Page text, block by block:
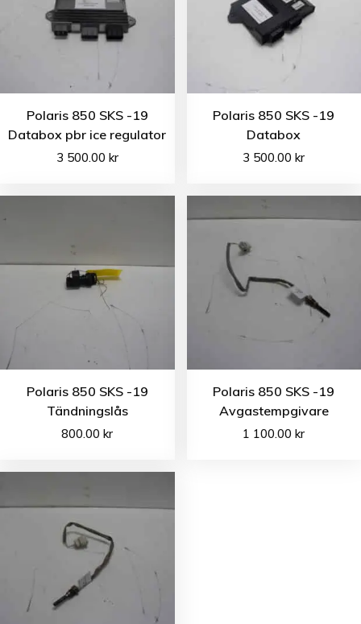
Polaris 850 SKS -19
Databox pbr ice regulator
3 500.00 kr
Polaris 850 SKS -19
Databox
3 500.00kr
Polaris 850 SKS -19
Tändningslås
800.00kr
Polaris 850 SKS -19
Avgastempgivare
1 100.00kr